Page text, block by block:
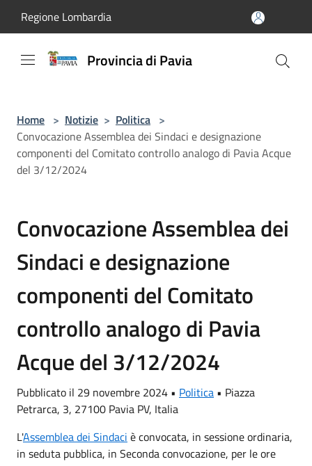
Regione Lombardia
Provincia di Pavia
Home > Notizie > Politica >
Convocazione Assemblea dei Sindaci e designazione
componenti del Comitato controllo analogo di Pavia Acque
del 3/12/2024
Convocazione Assemblea dei
Sindaci e designazione
componenti del Comitato
controllo analogo di Pavia
Acque del 3/12/2024
Pubblicato il 29 novembre 2024 • Politica • Piazza
Petrarca, 3, 27100 Pavia PV, Italia
L'Assemblea dei Sindaci è convocata, in sessione ordinaria,
in seduta pubblica, in Seconda convocazione, per le ore